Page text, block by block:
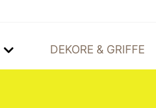
DEKORE & GRIFFE